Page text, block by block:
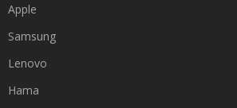
Apple
Samsung
Lenovo
Hama